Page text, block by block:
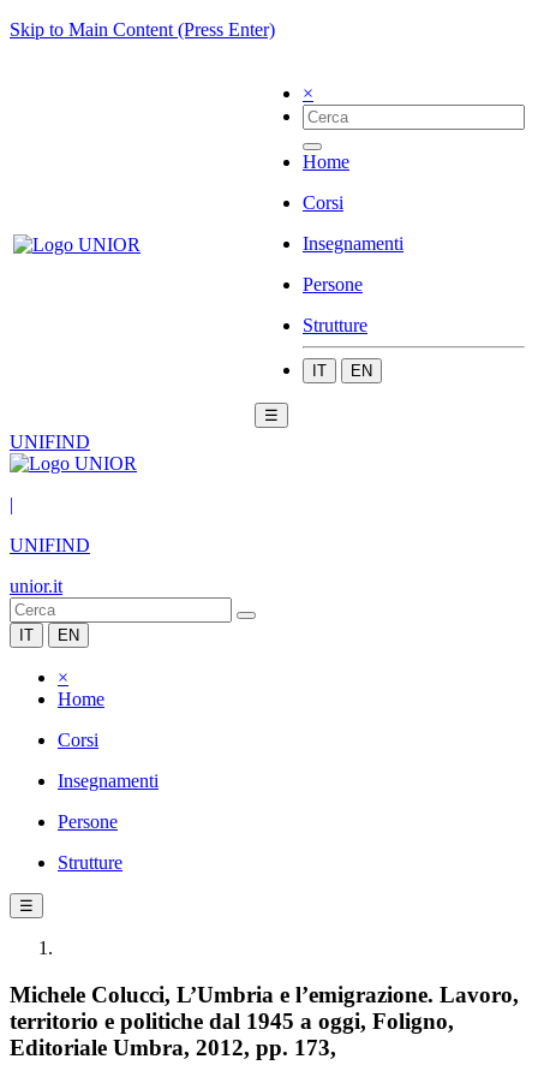
Skip to Main Content (Press Enter)
×
Home
Corsi
Insegnamenti
Persone
Strutture
IT EN
☰
UNIFIND
|
UNIFIND
unior.it
IT EN
×
Home
Corsi
Insegnamenti
Persone
Strutture
☰
Michele Colucci, L’Umbria e l’emigrazione. Lavoro,
territorio e politiche dal 1945 a oggi, Foligno,
Editoriale Umbra, 2012, pp. 173,